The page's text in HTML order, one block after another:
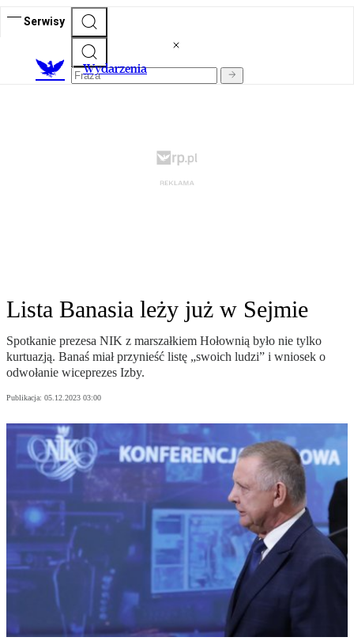
Serwisy
Wydarzenia
Lista Banasia leży już w Sejmie
Spotkanie prezesa NIK z marszałkiem Hołownią było nie tylko
kurtuazją. Banaś miał przynieść listę „swoich ludzi” i wniosek o
odwołanie wiceprezes Izby.
Publikacja: 05.12.2023 03:00